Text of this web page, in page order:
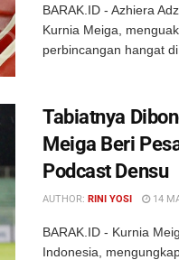
BARAK.ID - Azhiera
Kurnia Meiga,
perbincangan hangat
Tabiatnya
Meiga Beri
Podcast Densu
AUTHOR: RINI YOSI 14
BARAK.ID - Kurnia
Indonesia,